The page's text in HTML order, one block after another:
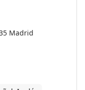
Madrid